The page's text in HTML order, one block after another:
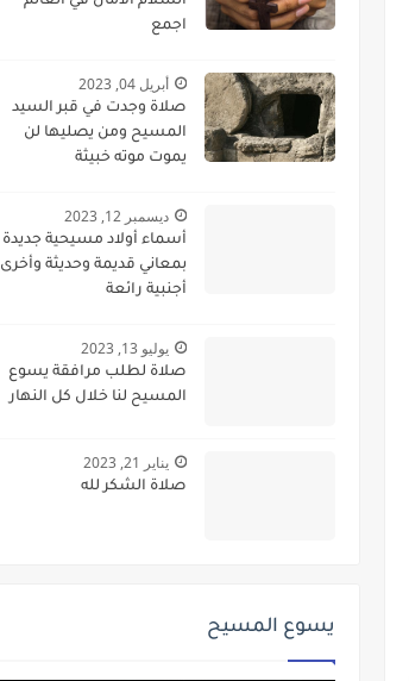
اجمع
أبريل 04, 2023
صلاة وجدت في قبر السيد
المسيح ومن يصليها لن
يموت موته خبيثة
ديسمبر 12, 2023
أسماء أولاد مسيحية جديدة
بمعاني قديمة وحديثة وأخرى
أجنبية رائعة
يوليو 13, 2023
صلاة لطلب مرافقة يسوع
المسيح لنا خلال كل النهار
يناير 21, 2023
صلاة الشكر لله
يسوع المسيح